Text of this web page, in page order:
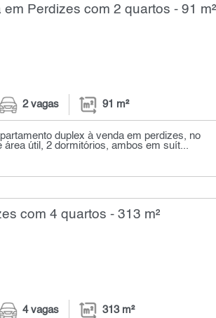
Perdizes com 2 quartos - 91 m²
2 vagas 91 m²
duplex à venda em perdizes, no
útil, 2 dormitórios, ambos em suít...
com 4 quartos - 313 m²
4 vagas 313 m²